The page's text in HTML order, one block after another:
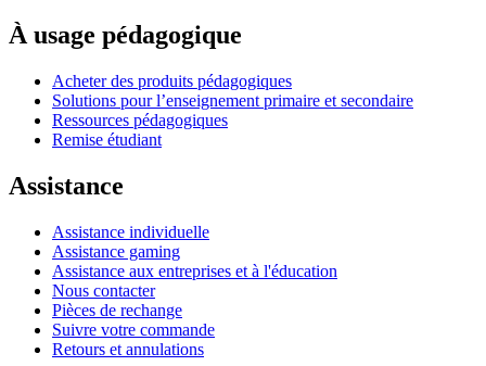
À usage pédagogique
Acheter des produits pédagogiques
Solutions pour l’enseignement primaire et secondaire
Ressources pédagogiques
Remise étudiant
Assistance
Assistance individuelle
Assistance gaming
Assistance aux entreprises et à l'éducation
Nous contacter
Pièces de rechange
Suivre votre commande
Retours et annulations